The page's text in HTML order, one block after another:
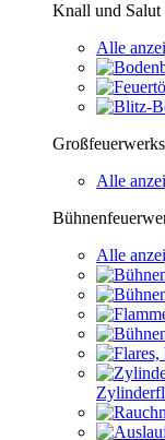
Knall und Salut
Alle
Alle
Alle